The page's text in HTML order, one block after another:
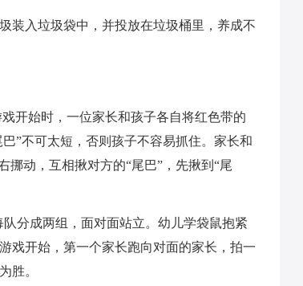
入垃圾袋中，并投放在垃圾桶里，养成不
开始时，一位家长和孩子各自将红色带的
”不可太短，否则孩子不容易抓住。家长和
挪动，互相揪对方的“尾巴”，先揪到“尾
分成两组，面对面站立。幼儿学袋鼠抱紧
戏开始，第一个家长跑向对面的家长，拍一
胜。